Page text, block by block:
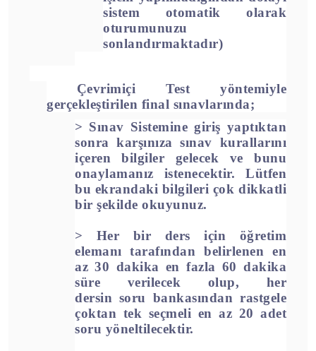
sistem otomatik olarak
oturumunuzu
sonlandırmaktadır)
Çevrimiçi Test yöntemiyle
gerçekleştirilen final sınavlarında;
> Sınav Sistemine giriş yaptıktan
sonra karşınıza sınav kurallarını
içeren bilgiler gelecek ve bunu
onaylamanız istenecektir. Lütfen
bu ekrandaki bilgileri çok dikkatli
bir şekilde okuyunuz.
> Her bir ders için öğretim
elemanı tarafından belirlenen en
az 30 dakika en fazla 60 dakika
süre verilecek olup, her
dersin soru bankasından rastgele
çoktan tek seçmeli en az 20 adet
soru yöneltilecektir.